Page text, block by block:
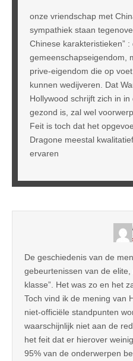
onze vriendschap met
sympathiek staan
Chinese karakteristieken”
gemeenschapseigendom,
prive-eigendom die op
kunnen wedijveren. Dat
Hollywood schrijft zich in
gezond is, zal wel
Feit is toch dat het
Dragone meestal
ervaren
De geschiedenis van de
gebeurtenissen van de elite,
klasse”. Het was zo en het
Toch vind ik de mening van
niet-officiële standpunten
waarschijnlijk niet aan de
het feit dat er hierover
95% van de onderwerpen